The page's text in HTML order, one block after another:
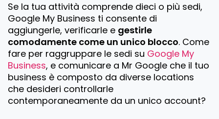
Se la tua attività comprende dieci o più sedi,
Google My Business ti consente di
aggiungerle, verificarle e gestirle
comodamente come un unico blocco. Come
fare per raggruppare le sedi su Google My
Business, e comunicare a Mr Google che il tuo
business è composto da diverse locations
che desideri controllarle
contemporaneamente da un unico account?